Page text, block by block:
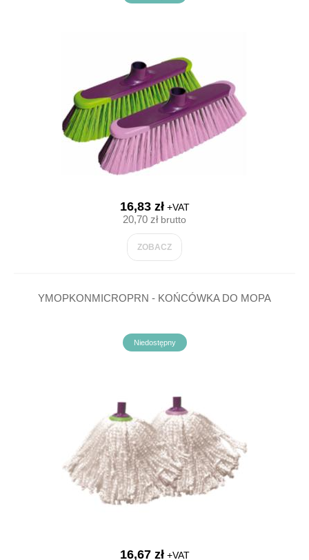
16,83 zł+VAT
20,70 złbrutto
ZOBACZ
YMOPKONMICROPRN - KOŃCÓWKA DO MOPA
Niedostępny
16,67 zł+VAT